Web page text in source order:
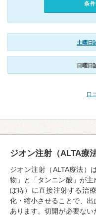
条
土曜日
日曜日
口
ジオン注射（ALTA療
ジオン注射（ALTA療法）
物」と「タンニン酸」が
ぼ痔）に直接注射する治
化・縮小させることで、
あります。切開が必要な